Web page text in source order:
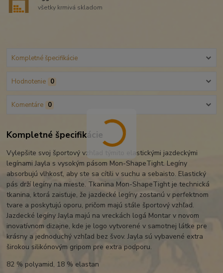
všetky krmivá skladom
Kompletné špecifikácie
Hodnotenie 0
Komentáre 0
Kompletné špecifikácie
Vylepšite svoj športový vzhľad týmito elastickými jazdeckými
legínami Jayla s vysokým pásom Mon-ShapeTight. Legíny
absorbujú vlhkosť, aby ste sa cítili v suchu a sebaisto. Elastický
pás drží legíny na mieste. Tkanina Mon-ShapeTight je technická
tkanina, ktorá zaisťuje, že jazdecké legíny zostanú v perfektnom
tvare a poskytujú oporu, pričom majú stále športový vzhľad.
Jazdecké legíny Jayla majú na vreckách logá Montar v novom
inovatívnom dizajne, kde je logo vytvorené v samotnej látke pre
krásny a jednoduchý vzhľad bez švov. Jayla sú vybavené extra
širokou silikónovým gripom pre extra podporu.
82 % polyamid, 18 % elastan